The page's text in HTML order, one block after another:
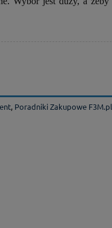
, Poradniki Zakupowe F3M.pl